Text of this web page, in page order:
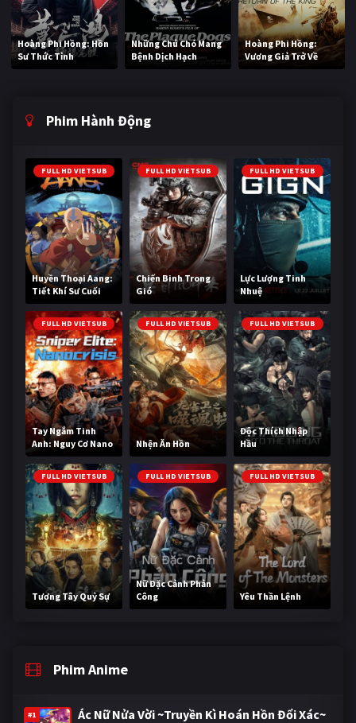
Hoàng Phi Hồng: Hồn
Sư Thức Tỉnh
Những Chú Chó Mang
Bệnh Dịch Hạch
Hoàng Phi Hồng:
Vương Giả Trở Về
Phim Hành Động
FULL HD VIETSUB
Huyền Thoại Aang:
Tiết Khí Sư Cuối
Cùng
FULL HD VIETSUB
Chiến Binh Trong
Gió
FULL HD VIETSUB
Lực Lượng Tinh
Nhuệ
FULL HD VIETSUB
Tay Ngắm Tinh
Anh: Nguy Cơ Nano
FULL HD VIETSUB
Nhện Ăn Hồn
FULL HD VIETSUB
Độc Thích Nhập
Hầu
FULL HD VIETSUB
Tương Tây Quỷ Sự
FULL HD VIETSUB
Nữ Đặc Cảnh Phản
Công
FULL HD VIETSUB
Yêu Thần Lệnh
Phim Anime
#1 Ác Nữ Nửa Vời ~Truyền Kì Hoán Hồn Đổi Xác~